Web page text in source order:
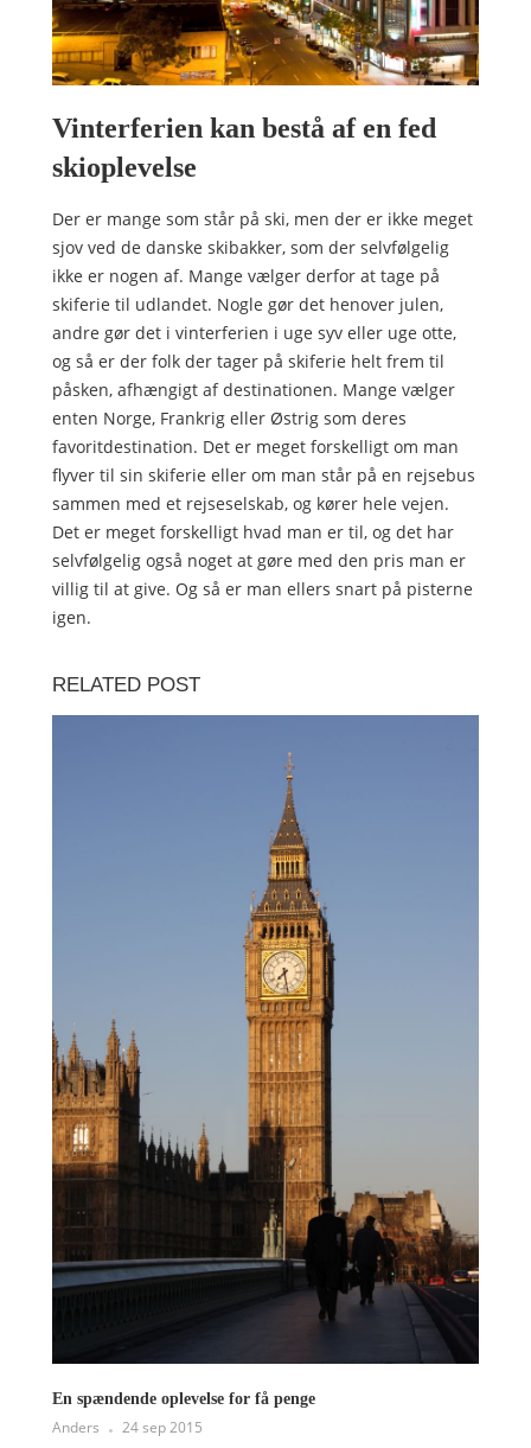
Vinterferien kan bestå af en fed
skioplevelse
Der er mange som står på ski, men der er ikke meget
sjov ved de danske skibakker, som der selvfølgelig
ikke er nogen af. Mange vælger derfor at tage på
skiferie til udlandet. Nogle gør det henover julen,
andre gør det i vinterferien i uge syv eller uge otte,
og så er der folk der tager på skiferie helt frem til
påsken, afhængigt af destinationen. Mange vælger
enten Norge, Frankrig eller Østrig som deres
favoritdestination. Det er meget forskelligt om man
flyver til sin skiferie eller om man står på en rejsebus
sammen med et rejseselskab, og kører hele vejen.
Det er meget forskelligt hvad man er til, og det har
selvfølgelig også noget at gøre med den pris man er
villig til at give. Og så er man ellers snart på pisterne
igen.
RELATED POST
En spændende oplevelse for få penge
Anders 24 sep 2015